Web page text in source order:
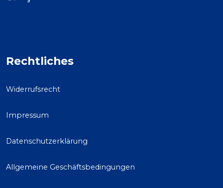
Rechtliches
Widerrufsrecht
Impressum
Datenschutzerklärung
Allgemeine Geschäftsbedingungen